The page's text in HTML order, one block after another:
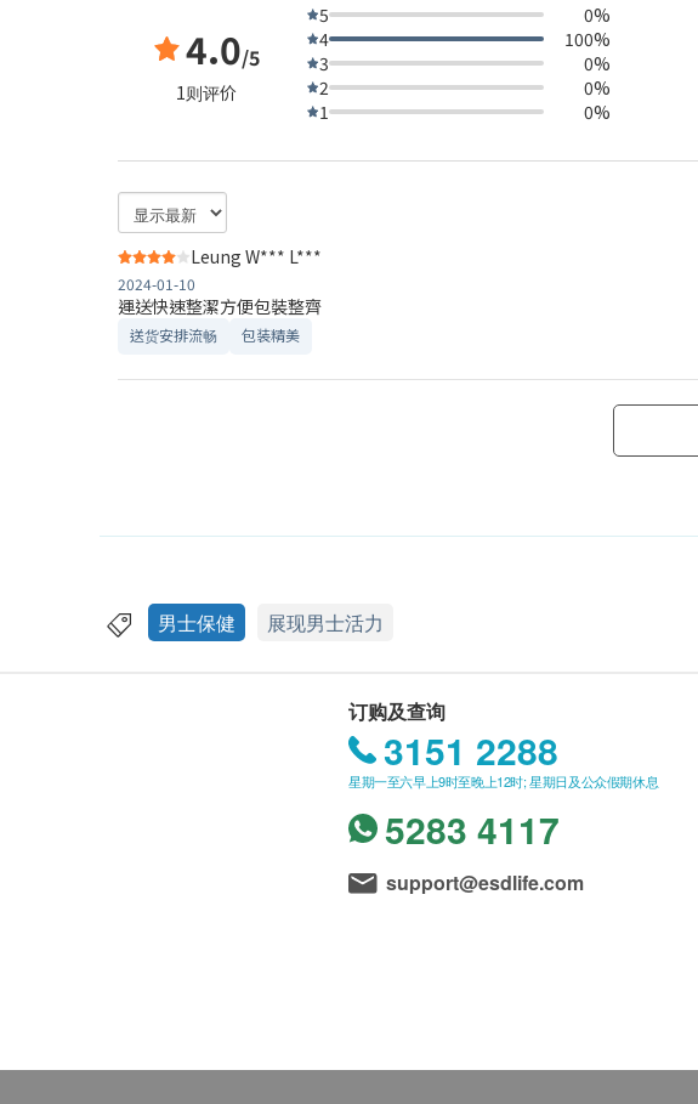
4.0/5
1则评价
5
0%
4
100%
3
0%
2
0%
1
0%
Leung W*** L***
2024-01-10
運送快速整潔方便包裝整齊
送货安排流畅 包装精美
男士保健 展现男士活力
订购及查询
3151 2288
星期一至六早上9时至晚上12时; 星期日及公众假期休息
5283 4117
support@esdlife.com